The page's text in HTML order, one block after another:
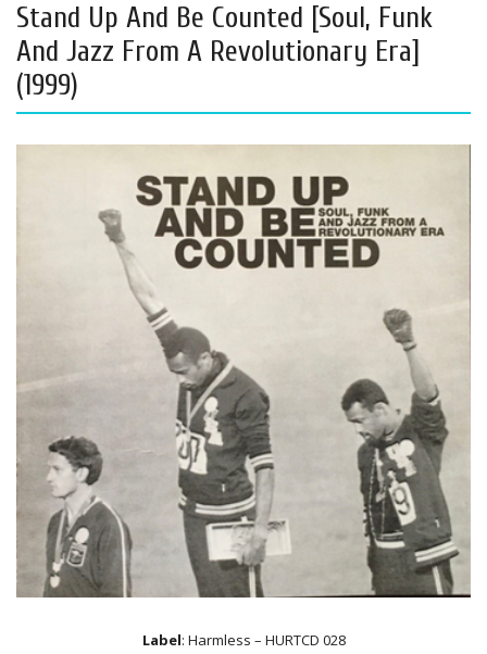
Stand Up And Be Counted [Soul, Funk
And Jazz From A Revolutionary Era]
(1999)
Label: Harmless – HURTCD 028